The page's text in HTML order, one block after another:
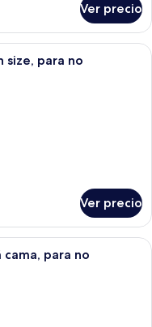
Ver precio
de hotel con una
size, para no
Ver precio
de hotel con una
cama, para no